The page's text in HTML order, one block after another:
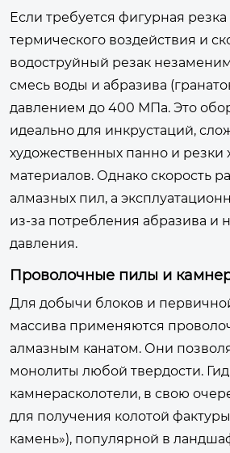
Если требуется фигурная резка
термического воздействия и
водоструйный резак
смесь воды и абразива
давлением до 400 МПа. Это
идеально для инкрустаций,
художественных панно и резки
материалов. Однако скорость
алмазных пил, а
из-за потребления абразива и
давления.
Проволочные пилы и
Для добычи блоков и
массива применяются
алмазным канатом. Они
монолиты любой твердости.
камнерасколотели, в свою
для получения колотой
камень»), популярной в